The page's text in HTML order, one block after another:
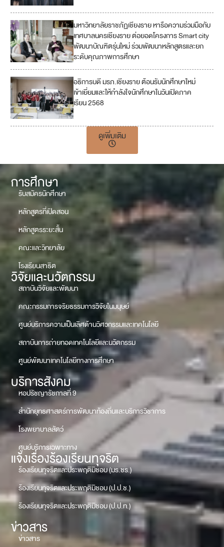
มหาวิทยาลัยราชภัฏเชียงราย หารือความร่วมมือกับ
เทศบาลนครเชียงราย ต่อยอดโครงการ Smart city
พัฒนาบัณฑิตรุ่นใหม่ ร่วมพัฒนาหลักสูตรและยก
ระดับคุณภาพการศึกษา
อธิการบดี มรภ.เชียงราย ต้อนรับนักศึกษาใหม่
เข้าเยี่ยมและให้กำลังใจนักศึกษาในวันเปิดภาค
เรียน 2568
ดูเพิ่มเติม
การศึกษา
รับสมัครนักศึกษา
หลักสูตรที่เปิดสอน
หลักสูตรระยะสั้น
คณะและวิทยาลัย
โรงเรียนสาธิต
วิจัยและนวัตกรรม
สถาบันวิจัยและพัฒนา
คณะกรรมการจริยธรรมการวิจัยในมนุษย์
ศูนย์บริการความเป็นเลิศด้านวิศวกรรมและเทคโนโลยี
สถาบันการถ่ายทอดเทคโนโลยีและนวัตกรรม
ศูนย์พัฒนาเทคโนโลยีทางการศึกษา
บริการสังคม
หอปรัชญารัชกาลที่ 9
สำนักยุทธศาสตร์การพัฒนาท้องถิ่นและบริการวิชาการ
โรงพยาบาลสัตว์
ศูนย์บริการเฉพาะทาง
แจ้งเรื่องร้องเรียนทุจริต
ร้องเรียนทุจริตและประพฤติมิชอบ (มร.ชร.)
ร้องเรียนทุจริตและประพฤติมิชอบ (ป.ป.ช.)
ร้องเรียนทุจริตและประพฤติมิชอบ (ป.ป.ท.)
ข่าวสาร
ข่าวสาร